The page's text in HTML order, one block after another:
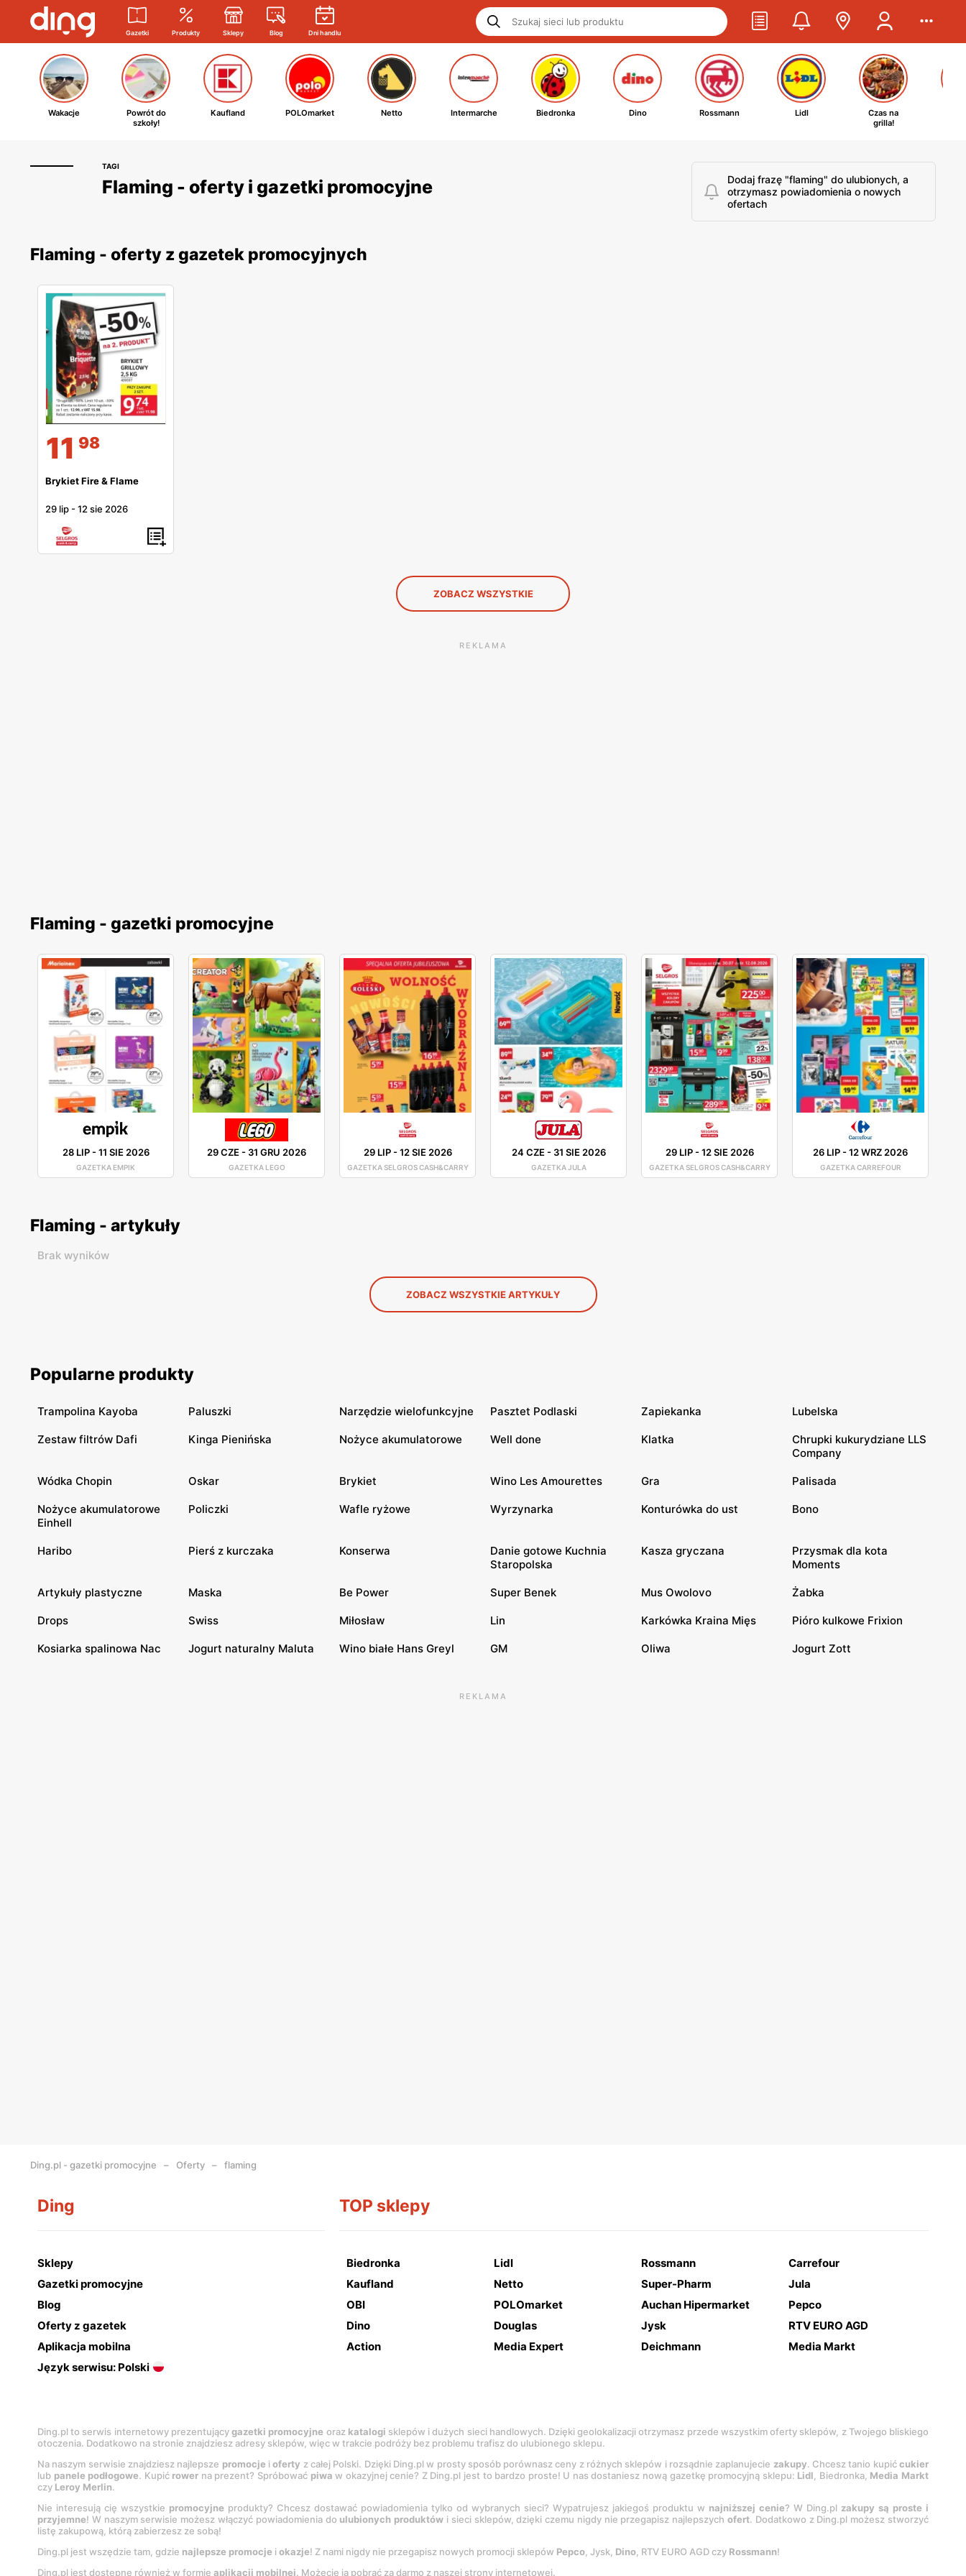
Gazetki Produkty Sklepy Blog Dni handlu
Wakacje
Powrót do
szkoły!
Kaufland POLOmarket Netto Intermarche Biedronka Dino Rossmann Lidl
Czas na
grilla!
TAGI
Flaming - oferty i gazetki promocyjne
Dodaj frazę "flaming" do ulubionych, a
otrzymasz powiadomienia o nowych
ofertach
Flaming - oferty z gazetek promocyjnych
11 98
Brykiet Fire & Flame
29 lip -12 sie 2026
ZOBACZ WSZYSTKIE
REKLAMA
Flaming - gazetki promocyjne
28 LIP-11 SIE 2026
GAZETKA EMPIK
29 CZE - 31 GRU 2026
GAZETKA LEGO
29 LIP-12 SIE 2026
GAZETKA SELGROS CASH&CARRY
24 CZE - 31 SIE 2026
GAZETKA JULA
29 LIP-12 SIE 2026
GAZETKA SELGROS CASH&CARRY
26 LIP-12 WRZ 2026
GAZETKA CARREFOUR
Flaming - artykuły
Brak wyników
ZOBACZ WSZYSTKIE ARTYKUŁY
Popularne produkty
Trampolina Kayoba Paluszki Narzędzie wielofunkcyjne Pasztet Podlaski Zapiekanka Lubelska
Zestaw filtrów Dafi Kinga Pienińska Nożyce akumulatorowe Well done Klatka
Chrupki kukurydziane LLS
Company
Wódka Chopin Oskar Brykiet Wino Les Amourettes Gra Palisada
Nożyce akumulatorowe
Einhell
Policzki Wafle ryżowe Wyrzynarka Konturówka do ust Bono
Haribo Pierś z kurczaka Konserwa
Danie gotowe Kuchnia
Staropolska
Kasza gryczana
Przysmak dla kota
Moments
Artykuły plastyczne Maska Be Power Super Benek Mus Owolovo Żabka
Drops Swiss Miłosław Lin Karkówka Kraina Mięs Pióro kulkowe Frixion
Kosiarka spalinowa Nac Jogurt naturalny Maluta Wino białe Hans Greyl GM Oliwa Jogurt Zott
REKLAMA
Ding.pl - gazetki promocyjne Oferty flaming
Ding
Sklepy
Gazetki promocyjne
Blog
Oferty z gazetek
Aplikacja mobilna
Język serwisu: Polski
TOP sklepy
Biedronka Lidl Rossmann
Carrefour
Kaufland
Netto Super-Pharm
Jula
OBI
POLOmarket Auchan Hipermarket
Pepco
Dino
Douglas Jysk
RTV EURO AGD
Action
Media Expert Deichmann Media Markt
Ding.pl to serwis internetowy prezentującygazetki promocyjne oraz katalogi sklepów i dużych sieci handlowych. Dzięki geolokalizacji otrzymasz przede wszystkim oferty sklepów, z Twojego bliskiego
otoczenia. Dodatkowo na stronie znajdziesz adresy sklepów, więc w trakcie podróży bez problemu trafisz do ulubionego sklepu.
Na naszym serwisie znajdziesz najlepsze promocje ioferty z całej Polski. Dzięki Ding.pl w prosty sposób porównasz ceny z różnych sklepów i rozsądnie zaplanujecie zakupy. Chcesz tanio kupićcukier
lub panele podłogowe. Kupić rower na prezent? Spróbować piwa w okazyjnej cenie? Z Ding.pl jest to bardzo proste! U nas dostaniesz nową gazetkę promocyjną sklepu: Lidl, Biedronka, Media Markt
czy Leroy Merlin.
Nie interesują cię wszystkie promocyjne produkty? Chcesz dostawać powiadomienia tylko od wybranych sieci? Wypatrujesz jakiegoś produktu w najniższej cenie? W Ding.pl zakupy są proste i
przyjemne! W naszym serwisie możesz włączyć powiadomienia do ulubionych produktów i sieci sklepów, dzięki czemu nigdy nie przegapisz najlepszychofert. Dodatkowo z Ding.pl możesz stworzyć
listę zakupową, którą zabierzesz ze sobą!
Ding.pl jest wszędzie tam, gdzie najlepsze promocje i okazje! Z nami nigdy nie przegapisz nowych promocji sklepów Pepco, Jysk, Dino, RTV EURO AGD czy Rossmann!
Ding.pl jest dostępne również w formie aplikacji mobilnej. Możecie ją pobrać za darmo z naszej strony internetowej.